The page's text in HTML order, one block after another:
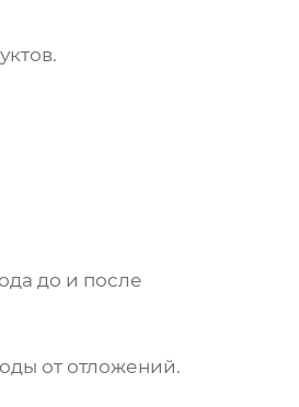
до и после
от отложений.